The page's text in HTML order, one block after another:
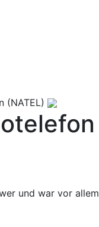
(NATEL)
und war vor allem